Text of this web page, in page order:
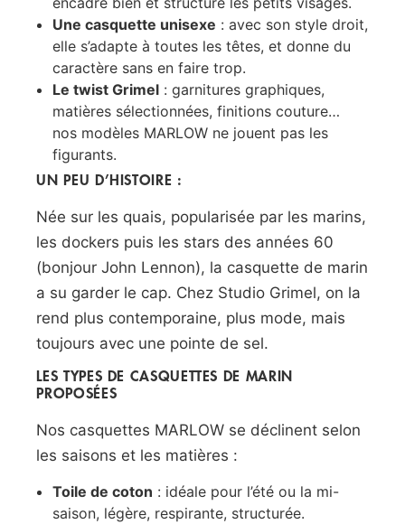
Une casquette unisexe : avec son style droit,
elle s’adapte à toutes les têtes, et donne du
caractère sans en faire trop.
Le twist Grimel : garnitures graphiques,
matières sélectionnées, finitions couture…
nos modèles MARLOW ne jouent pas les
figurants.
UN PEU D’HISTOIRE :
Née sur les quais, popularisée par les marins,
les dockers puis les stars des années 60
(bonjour John Lennon), la casquette de marin
a su garder le cap. Chez Studio Grimel, on la
rend plus contemporaine, plus mode, mais
toujours avec une pointe de sel.
LES TYPES DE CASQUETTES DE MARIN
PROPOSÉES
Nos casquettes MARLOW se déclinent selon
les saisons et les matières :
Toile de coton : idéale pour l’été ou la mi-
saison, légère, respirante, structurée.